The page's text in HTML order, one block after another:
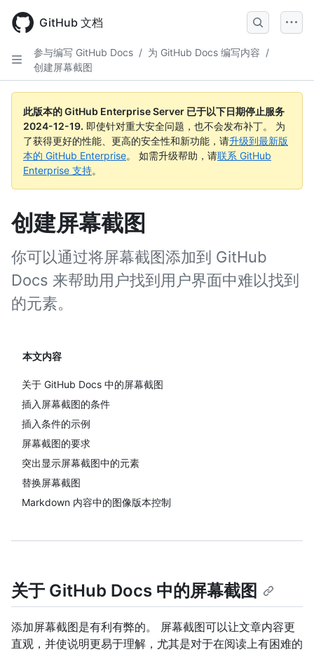
main
content
GitHub 文档
参与编写 GitHub Docs / 为 GitHub Docs 编写内容 /
创建屏幕截图
此版本的 GitHub Enterprise Server 已于以下日期停止服务
2024-12-19. 即使针对重大安全问题，也不会发布补丁。 为
了获得更好的性能、更高的安全性和新功能，请升级到最新版
本的 GitHub Enterprise。 如需升级帮助，请联系 GitHub
Enterprise 支持。
创建屏幕截图
你可以通过将屏幕截图添加到 GitHub
Docs 来帮助用户找到用户界面中难以找到
的元素。
本文内容
关于 GitHub Docs 中的屏幕截图
插入屏幕截图的条件
插入条件的示例
屏幕截图的要求
突出显示屏幕截图中的元素
替换屏幕截图
Markdown 内容中的图像版本控制
关于 GitHub Docs 中的屏幕截图
添加屏幕截图是有利有弊的。 屏幕截图可以让文章内容更
直观，并使说明更易于理解，尤其是对于在阅读上有困难的